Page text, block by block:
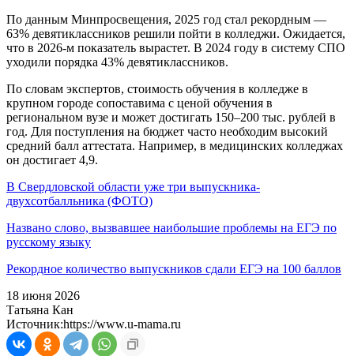
По данным Минпросвещения, 2025 год стал рекордным —
63% девятиклассников решили пойти в колледжи. Ожидается,
что в 2026-м показатель вырастет. В 2024 году в систему СПО
уходили порядка 43% девятиклассников.
По словам экспертов, стоимость обучения в колледже в
крупном городе сопоставима с ценой обучения в
региональном вузе и может достигать 150–200 тыс. рублей в
год. Для поступления на бюджет часто необходим высокий
средний балл аттестата. Например, в медицинских колледжах
он достигает 4,9.
В Свердловской области уже три выпускника-
двухсотбалльника (ФОТО)
Названо слово, вызвавшее наибольшие проблемы на ЕГЭ по
русскому языку
Рекордное количество выпускников сдали ЕГЭ на 100 баллов
18 июня 2026
Татьяна Кан
Источник:https://www.u-mama.ru